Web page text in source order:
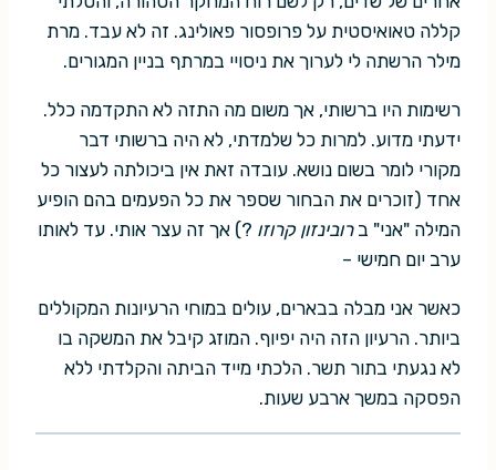
קללה טאואיסטית על פרופסור פאולינג. זה לא עבד. מרת
מילר הרשתה לי לערוך את ניסויי במרתף בניין המגורים.
רשימות היו ברשותי, אך משום מה התזה לא התקדמה כלל.
ידעתי מדוע. למרות כל שלמדתי, לא היה ברשותי דבר
מקורי לומר בשום נושא. עובדה זאת אין ביכולתה לעצור כל
אחד (זוכרים את הבחור שספר את כל הפעמים בהם הופיע
המילה "אני" ברובינזון קרוזו ?) אך זה עצר אותי. עד לאותו
ערב יום חמישי –
כאשר אני מבלה בבארים, עולים במוחי הרעיונות המקוללים
ביותר. הרעיון הזה היה יפיוף. המוזג קיבל את המשקה בו
לא נגעתי בתור תשר. הלכתי מייד הביתה והקלדתי ללא
הפסקה במשך ארבע שעות.